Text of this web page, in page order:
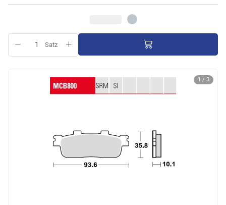
1 / 3
Satz